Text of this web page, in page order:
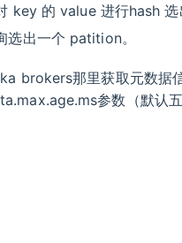
key 的 value 进行hash 选
出一个 patition。
brokers那里获取元数
参数（默认